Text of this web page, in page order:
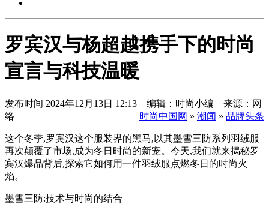
罗宾汉与杨超越携手下的时尚
宣言与科技温暖
发布时间 2024年12月13日 12:13 编辑：时尚小编 来源：网
络
时尚中国网 » 潮闻 » 品牌头条
这个冬季,罗宾汉这个服装界的黑马,以其墨雪三防系列羽绒服
再次颠覆了市场,成为冬日时尚的新宠。今天,我们就来揭秘罗
宾汉爆品背后,探索它如何用一件羽绒服点燃冬日的时尚火
焰。
墨雪三防:技术与时尚的结合